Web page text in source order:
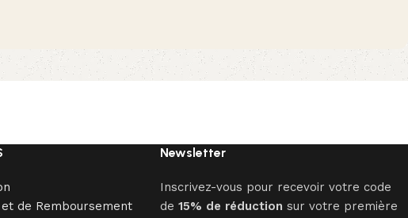
de Remboursement
Newsletter
Inscrivez-vous pour recevoir votre code
de 15% de réduction sur votre première